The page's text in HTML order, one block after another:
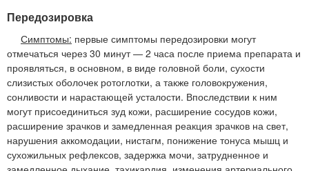
Передозировка
Симптомы: первые симптомы передозировки могут
отмечаться через 30 минут — 2 часа после приема препарата и
проявляться, в основном, в виде головной боли, сухости
слизистых оболочек ротоглотки, а также головокружения,
сонливости и нарастающей усталости. Впоследствии к ним
могут присоединиться зуд кожи, расширение сосудов кожи,
расширение зрачков и замедленная реакция зрачков на свет,
нарушения аккомодации, нистагм, понижение тонуса мышц и
сухожильных рефлексов, задержка мочи, затрудненное и